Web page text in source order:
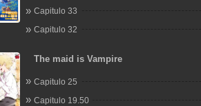
Capitulo 33
Capitulo 32
The maid is Vampire
Capitulo 25
Capitulo 19.50